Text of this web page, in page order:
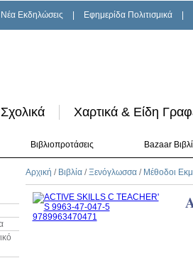
Νέα Εκδηλώσεις Εφημερίδα Πολιτισμικά
Σχολικά Χαρτικά & Είδη
Βιβλιοπροτάσεις Bazaar
Αρχική / Βιβλία /Ξενόγλωσσα / Μέθοδοι